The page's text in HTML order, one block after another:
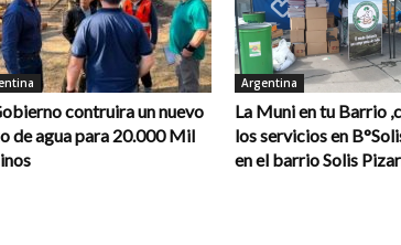
contruira un nuevo
de agua para 20.000 Mil
Argentina
La Muni en tu Barrio
los servicios en
en el barrio Solis